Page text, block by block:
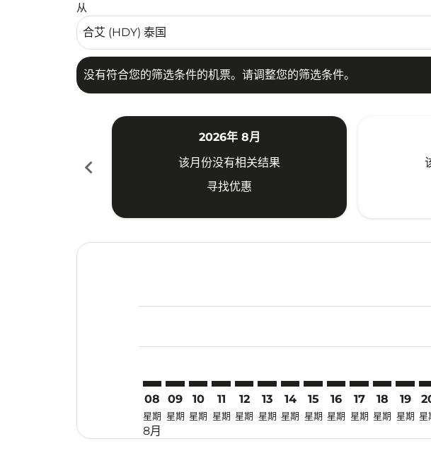
从
没有符合您的筛选条件的机票。请调整您的筛选条件。
chevron_left
2026年 8月
该月份没有相关结果
寻找优惠
08
星期
8月
09
星期
10
星期
11
星期
12
星期
13
星期
14
星期
15
星期
16
星期
17
星期
18
星期
19
星期 星